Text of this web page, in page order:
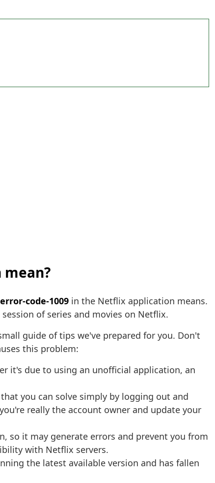
error-code-1009 in the Netflix application means.
of series and movies on Netflix.
guide of tips we've prepared for you. Don't
this problem:
it's due to using an unofficial application, an
you can solve simply by logging out and
really the account owner and update your
so it may generate errors and prevent you from
with Netflix servers.
the latest available version and has fallen